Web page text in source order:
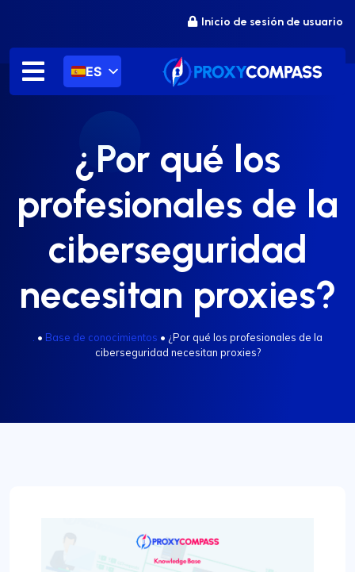
contenido
Inicio de sesión de usuario
ES
¿Por qué los
profesionales de la
ciberseguridad
necesitan proxies?
• Base de conocimientos • ¿Por qué los profesionales de la
ciberseguridad necesitan proxies?